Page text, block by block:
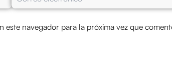
electrónico*
navegador para la próxima vez que